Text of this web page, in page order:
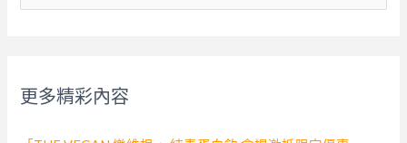
:
更多精彩內容